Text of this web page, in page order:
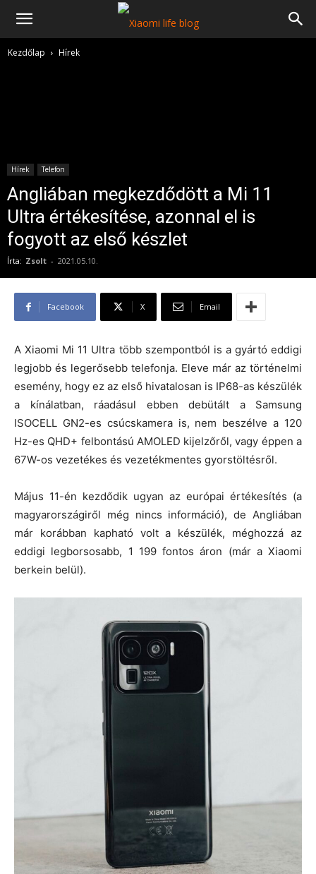
Kezdőlap Hírek
Hírek Telefon
Angliában megkezdődött a Mi 11
Ultra értékesítése, azonnal el is
fogyott az első készlet
Írta: Zsolt - 2021.05.10.
Facebook X Email
A Xiaomi Mi 11 Ultra több szempontból is a gyártó eddigi
legjobb és legerősebb telefonja. Eleve már az történelmi
esemény, hogy ez az első hivatalosan is IP68-as készülék
a kínálatban, ráadásul ebben debütált a Samsung
ISOCELL GN2-es csúcskamera is, nem beszélve a 120
Hz-es QHD+ felbontású AMOLED kijelzőről, vagy éppen a
67W-os vezetékes és vezetékmentes gyorstöltésről.
Május 11-én kezdődik ugyan az európai értékesítés (a
magyarországiről még nincs információ), de Angliában
már korábban kapható volt a készülék, méghozzá az
eddigi legborsosabb, 1 199 fontos áron (már a Xiaomi
berkein belül).